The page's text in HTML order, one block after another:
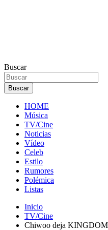
Buscar
Buscar
HOME
Música
TV/Cine
Noticias
Vídeo
Celeb
Estilo
Rumores
Polémica
Listas
Inicio
TV/Cine
Chiwoo deja KINGDOM